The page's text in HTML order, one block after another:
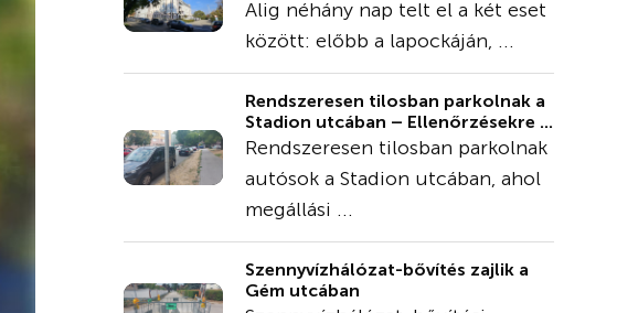
Alig néhány nap telt el a két eset
között: előbb a lapockáján, ...
Rendszeresen tilosban parkolnak a
Stadion utcában – Ellenőrzésekre ...
Rendszeresen tilosban parkolnak
autósok a Stadion utcában, ahol
megállási ...
Szennyvízhálózat-bővítés zajlik a
Gém utcában